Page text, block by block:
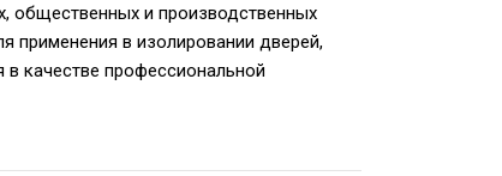
общественных и производственных
применения в изолировании дверей,
качестве профессиональной